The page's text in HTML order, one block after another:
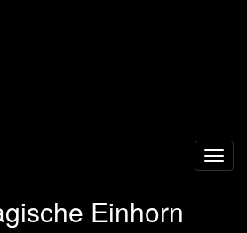
Einhorn